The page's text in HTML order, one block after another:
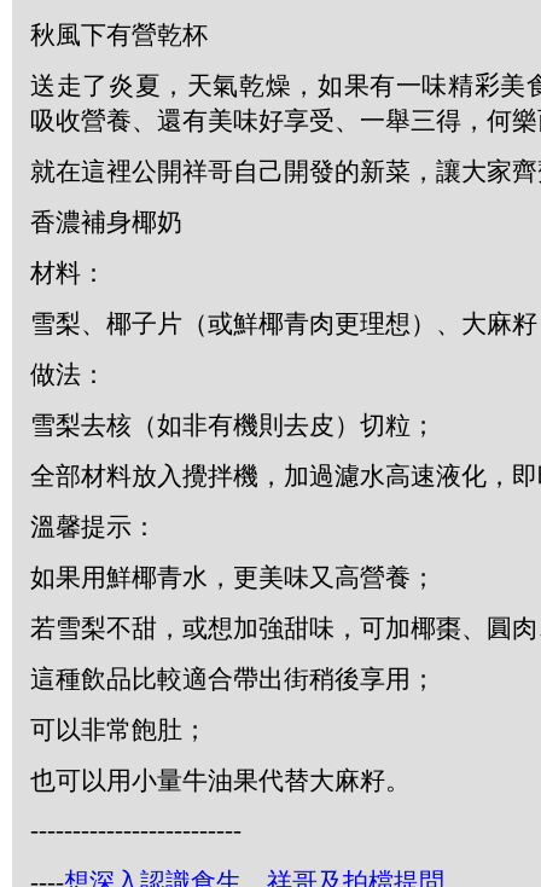
秋風下有營乾杯
送走了炎夏，天氣乾燥，如果有一味精彩美
吸收營養、還有美味好享受、一舉三得，何
就在這裡公開祥哥自己開發的新菜，讓大家
香濃補身椰奶
材料：
雪梨、椰子片（或鮮椰青肉更理想）、大麻
做法：
雪梨去核（如非有機則去皮）切粒；
全部材料放入攪拌機，加過濾水高速液化，
溫馨提示：
如果用鮮椰青水，更美味又高營養；
若雪梨不甜，或想加強甜味，可加椰棗、圓
這種飲品比較適合帶出街稍後享用；
可以非常飽肚；
也可以用小量牛油果代替大麻籽。
-------------------------